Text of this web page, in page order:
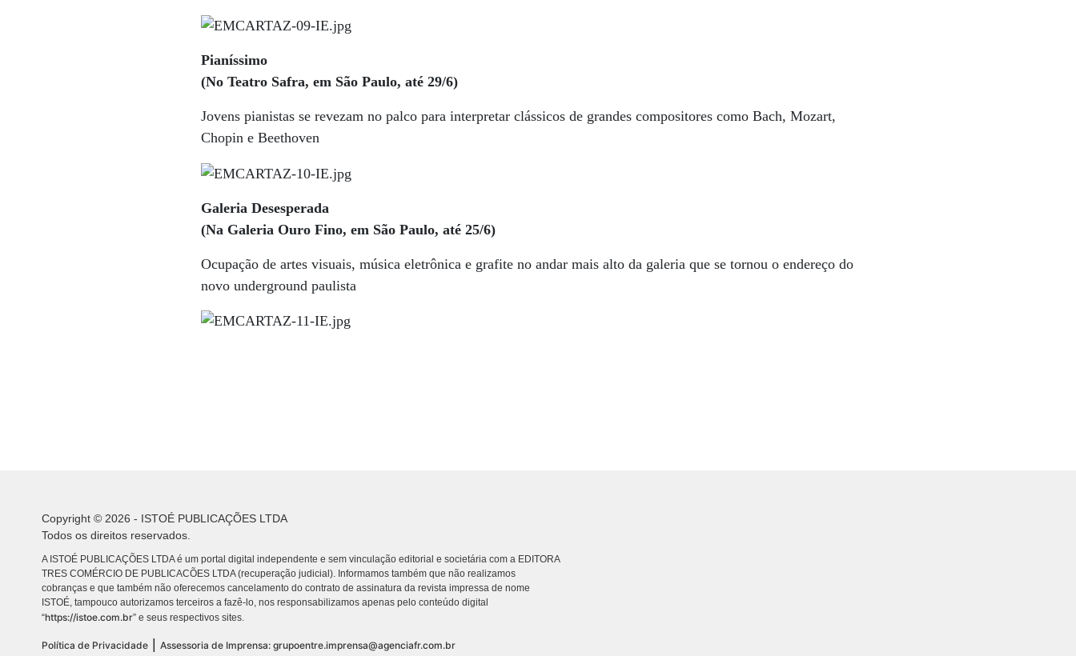
Pianíssimo
(No Teatro Safra, em São Paulo, até 29/6)
Jovens pianistas se revezam no palco para interpretar clássicos de grandes compositores como Bach, Mozart,
Chopin e Beethoven
Galeria Desesperada
(Na Galeria Ouro Fino, em São Paulo, até 25/6)
Ocupação de artes visuais, música eletrônica e grafite no andar mais alto da galeria que se tornou o endereço do
novo underground paulista
Copyright © 2026 - ISTOÉ PUBLICAÇÕES LTDA
Todos os direitos reservados.
A ISTOÉ PUBLICAÇÕES LTDA é um portal digital independente e sem vinculação editorial e societária com a EDITORA
TRES COMÉRCIO DE PUBLICACÕES LTDA (recuperação judicial). Informamos também que não realizamos
cobranças e que também não oferecemos cancelamento do contrato de assinatura da revista impressa de nome
ISTOÉ, tampouco autorizamos terceiros a fazê-lo, nos responsabilizamos apenas pelo conteúdo digital
“https://istoe.com.br” e seus respectivos sites.
Política de Privacidade Assessoria de Imprensa: grupoentre.imprensa@agenciafr.com.br